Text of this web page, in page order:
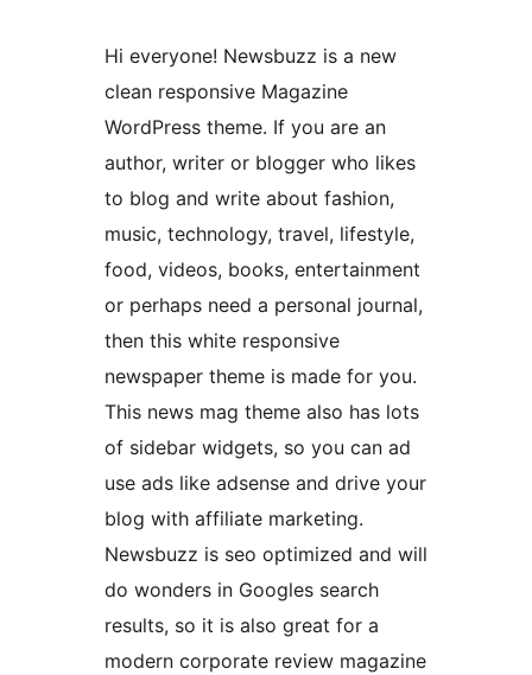
Hi everyone! Newsbuzz is a new
clean responsive Magazine
WordPress theme. If you are an
author, writer or blogger who likes
to blog and write about fashion,
music, technology, travel, lifestyle,
food, videos, books, entertainment
or perhaps need a personal journal,
then this white responsive
newspaper theme is made for you.
This news mag theme also has lots
of sidebar widgets, so you can ad
use ads like adsense and drive your
blog with affiliate marketing.
Newsbuzz is seo optimized and will
do wonders in Googles search
results, so it is also great for a
modern corporate review magazine